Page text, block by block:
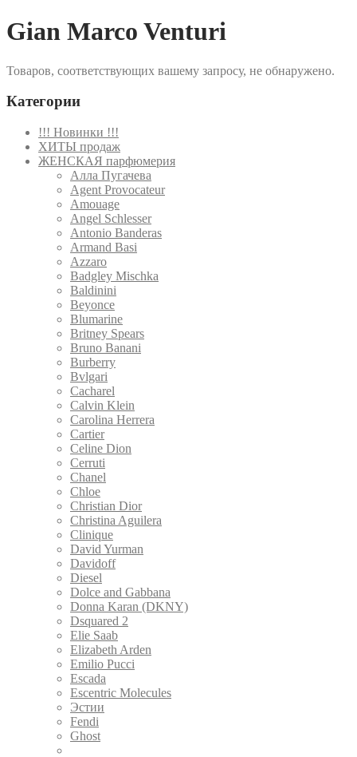
Gian Marco Venturi
Товаров, соответствующих вашему запросу, не обнаружено.
Категории
!!! Новинки !!!
ХИТЫ продаж
ЖЕНСКАЯ парфюмерия
Алла Пугачева
Agent Provocateur
Amouage
Angel Schlesser
Antonio Banderas
Armand Basi
Azzaro
Badgley Mischka
Baldinini
Beyonce
Blumarine
Britney Spears
Bruno Banani
Burberry
Bvlgari
Cacharel
Calvin Klein
Carolina Herrera
Cartier
Celine Dion
Cerruti
Chanel
Chloe
Christian Dior
Christina Aguilera
Clinique
David Yurman
Davidoff
Diesel
Dolce and Gabbana
Donna Karan (DKNY)
Dsquared 2
Elie Saab
Elizabeth Arden
Emilio Pucci
Escada
Escentric Molecules
Эстии
Fendi
Ghost